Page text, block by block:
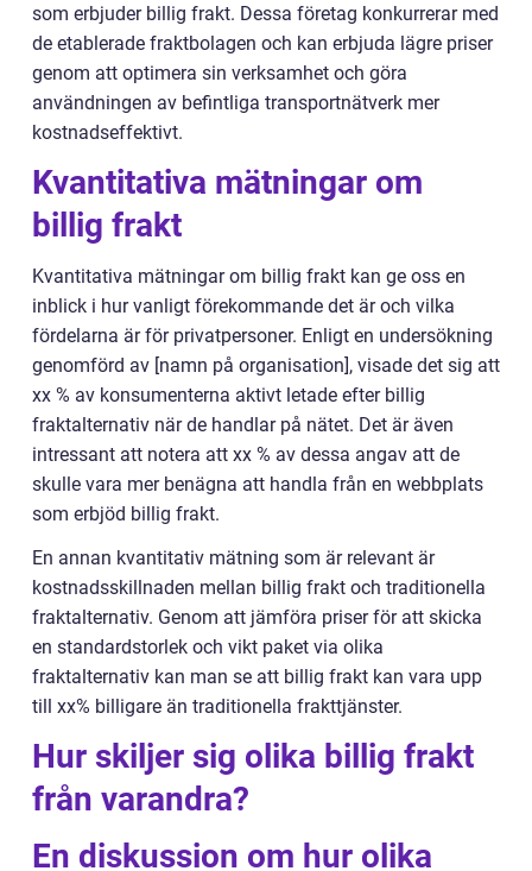
som erbjuder billig frakt. Dessa företag konkurrerar med
de etablerade fraktbolagen och kan erbjuda lägre priser
genom att optimera sin verksamhet och göra
användningen av befintliga transportnätverk mer
kostnadseffektivt.
Kvantitativa mätningar om
billig frakt
Kvantitativa mätningar om billig frakt kan ge oss en
inblick i hur vanligt förekommande det är och vilka
fördelarna är för privatpersoner. Enligt en undersökning
genomförd av [namn på organisation], visade det sig att
xx % av konsumenterna aktivt letade efter billig
fraktalternativ när de handlar på nätet. Det är även
intressant att notera att xx % av dessa angav att de
skulle vara mer benägna att handla från en webbplats
som erbjöd billig frakt.
En annan kvantitativ mätning som är relevant är
kostnadsskillnaden mellan billig frakt och traditionella
fraktalternativ. Genom att jämföra priser för att skicka
en standardstorlek och vikt paket via olika
fraktalternativ kan man se att billig frakt kan vara upp
till xx% billigare än traditionella frakttjänster.
Hur skiljer sig olika billig frakt
från varandra?
En diskussion om hur olika